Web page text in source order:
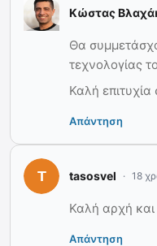
Κώστας
Θα
τεχνολογίας
Καλή
Απάντηση
tasosvel 18
Καλή αρχή και
Απάντηση